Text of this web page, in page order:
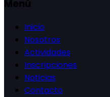
Menú
Inicio
Nosotros
Actividades
Inscripciones
Noticias
Contacto